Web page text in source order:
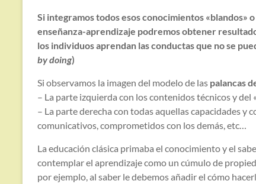
Si integramos todos esos conocimientos «blandos»
enseñanza-aprendizaje podremos obtener
los individuos aprendan las conductas que no se
by doing)
Si observamos la imagen del modelo de las palancas
– La parte izquierda con los contenidos técnicos y del
– La parte derecha con todas aquellas capacidades y
comunicativos, comprometidos con los demás, etc…
La educación clásica primaba el conocimiento y el
contemplar el aprendizaje como un cúmulo de
por ejemplo, al saber le debemos añadir el cómo